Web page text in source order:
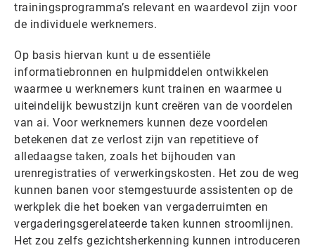
trainingsprogramma’s relevant en waardevol zijn voor
de individuele werknemers.
Op basis hiervan kunt u de essentiële
informatiebronnen en hulpmiddelen ontwikkelen
waarmee u werknemers kunt trainen en waarmee u
uiteindelijk bewustzijn kunt creëren van de voordelen
van ai. Voor werknemers kunnen deze voordelen
betekenen dat ze verlost zijn van repetitieve of
alledaagse taken, zoals het bijhouden van
urenregistraties of verwerkingskosten. Het zou de weg
kunnen banen voor stemgestuurde assistenten op de
werkplek die het boeken van vergaderruimten en
vergaderingsgerelateerde taken kunnen stroomlijnen.
Het zou zelfs gezichtsherkenning kunnen introduceren